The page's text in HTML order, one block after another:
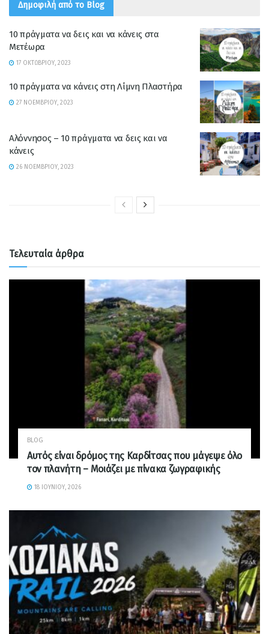
Δημοφιλή από το Blog
10 πράγματα να δεις και να κάνεις στα
Μετέωρα
17 ΟΚΤΩΒΡΊΟΥ, 2023
10 πράγματα να κάνεις στη Λίμνη Πλαστήρα
27 ΝΟΕΜΒΡΊΟΥ, 2023
Αλόννησος – 10 πράγματα να δεις και να
κάνεις
26 ΝΟΕΜΒΡΊΟΥ, 2023
Τελευταία άρθρα
BLOG
Αυτός είναι δρόμος της Καρδίτσας που μάγεψε όλο
τον πλανήτη – Μοιάζει με πίνακα ζωγραφικής
18 ΙΟΥΝΊΟΥ, 2026